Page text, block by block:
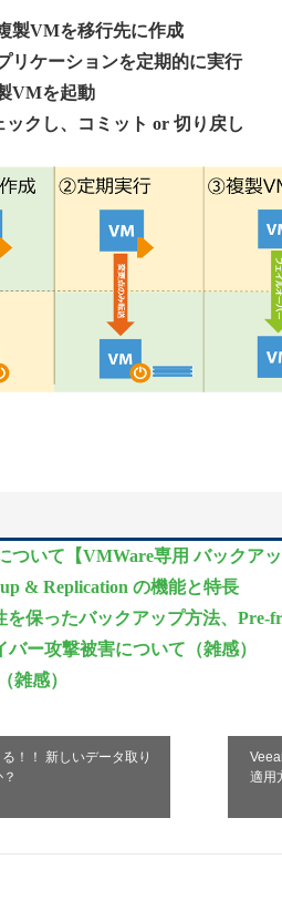
製VMを移行先に作成
リケーションを定期的に実行
VMを起動
クし、コミット or 切り戻し
ついて【VMWare専用 バックア
& Replication の機能と特長
保ったバックアップ方法、Pre-
ー攻撃被害について（雑感）
雑感）
！！ 新しいデータ取り
適用